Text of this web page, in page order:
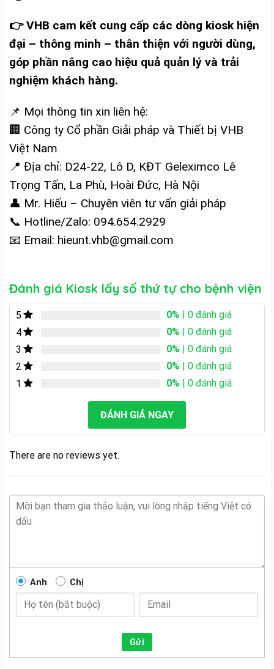
👉 VHB cam kết cung cấp các dòng kiosk hiện
đại – thông minh – thân thiện với người dùng,
góp phần nâng cao hiệu quả quản lý và trải
nghiệm khách hàng.
📌 Mọi thông tin xin liên hệ:
🏢 Công ty Cổ phần Giải pháp và Thiết bị VHB
Việt Nam
📍 Địa chỉ: D24-22, Lô D, KĐT Geleximco Lê
Trọng Tấn, La Phù, Hoài Đức, Hà Nội
👤 Mr. Hiếu – Chuyên viên tư vấn giải pháp
📞 Hotline/Zalo: 094.654.2929
📧 Email: hieunt.vhb@gmail.com
Đánh giá Kiosk lấy số thứ tự cho bệnh viện
5 0% | 0 đánh giá
4
0% | 0 đánh giá
3
0% | 0 đánh giá
2
0% | 0 đánh giá
1
0% | 0 đánh giá
ĐÁNH GIÁ NGAY
There are no reviews yet.
Anh Chị
Gửi